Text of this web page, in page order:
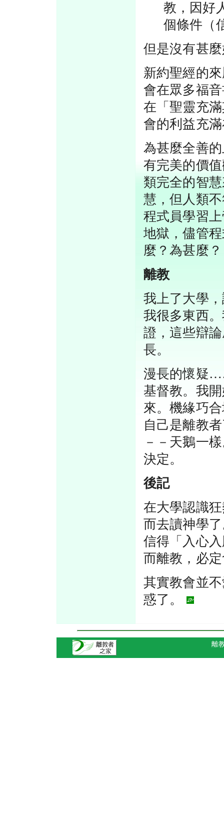
教，因好
個條件（
但是沒有甚
新約聖經的
會在眾多福
在「聖靈充
會的利益充
為甚麼全善
有完美的價
類完全的智
慧，但人類
程式員學習
地獄，儘管
麼？為甚麼？
離教
我上了大學
我很多東西
證，這些辯
長。
漫長的懷疑
基督教。我
來。機緣巧
自己是離教
－－天鵝一
決定。
後記
在大學認識
而去讀神學
信得「入心
而離教，必
其實教會並
惑了。
離